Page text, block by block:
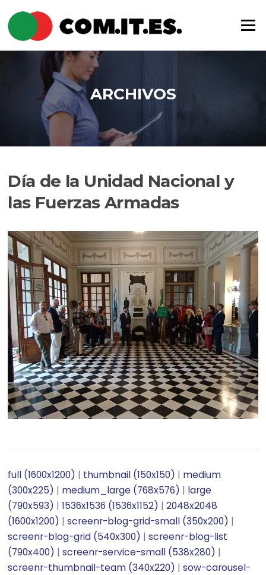
contenido
Menú
ARCHIVOS
Día de la Unidad Nacional y
las Fuerzas Armadas
full (1600x1200) | thumbnail (150x150) | medium
(300x225) | medium_large (768x576) | large
(790x593) |1536x1536 (1536x1152) |2048x2048
(1600x1200) |screenr-blog-grid-small (350x200) |
screenr-blog-grid (540x300) |screenr-blog-list
(790x400) |screenr-service-small (538x280) |
screenr-thumbnail-team (340x220) |sow-carousel-